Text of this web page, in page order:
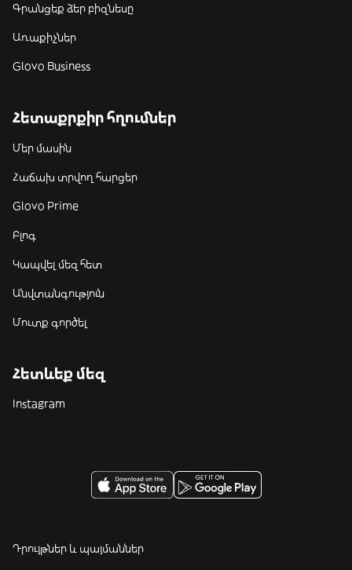
Գրանցեք ձեր բիզնեսը
Առաքիչներ
Glovo Business
Հետաքրքիր հղումներ
Մեր մասին
Հաճախ տրվող հարցեր
Glovo Prime
Բլոգ
Կապվել մեզ հետ
Անվտանգություն
Մուտք գործել
Հետևեք մեզ
Instagram
Դրույթներ և պայմաններ